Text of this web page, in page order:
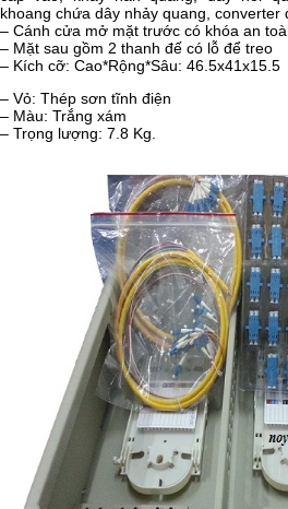
khoang chứa dây nhảy quang, converter
– Cánh cửa mở mặt trước có khóa an
– Mặt sau gồm 2 thanh đế có lỗ để treo
– Kích cỡ: Cao*Rộng*Sâu: 46.5x41x15.5
– Vỏ: Thép sơn tĩnh điện
– Màu: Trắng xám
– Trọng lượng: 7.8 Kg.